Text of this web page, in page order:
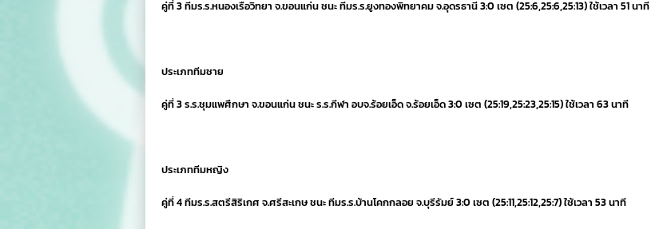
คู่ที่ 3 ทีมร.ร.หนองเรือวิทยา จ.ขอนแก่น ชนะ ทีมร.ร.ยูงทองพิทยาคม จ.อุดรธานี 3:0 เซต (25:6,25:6,25:13) ใช้เวลา 51 นาที
ประเภททีมชาย
คู่ที่ 3 ร.ร.ชุมแพศึกษา จ.ขอนแก่น ชนะ ร.ร.กีฬา อบจ.ร้อยเอ็ด จ.ร้อยเอ็ด 3:0 เซต (25:19,25:23,25:15) ใช้เวลา 63 นาที
ประเภททีมหญิง
คู่ที่ 4 ทีมร.ร.สตรีสิริเกศ จ.ศรีสะเกษ ชนะ ทีมร.ร.บ้านโคกกลอย จ.บุรีรัมย์ 3:0 เซต (25:11,25:12,25:7) ใช้เวลา 53 นาที